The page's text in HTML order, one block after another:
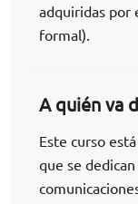
adquiridas por
formal).
A quién va
Este curso
que se